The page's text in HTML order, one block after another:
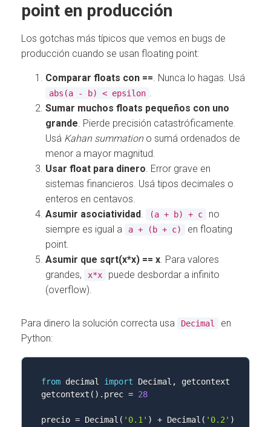
point en producción
Los gotchas más típicos que vemos en bugs de
producción cuando se usan floating point:
Comparar floats con ==. Nunca lo hagas. Usá
abs(a - b) < epsilon .
Sumar muchos floats pequeños con uno
grande. Pierde precisión catastróficamente.
Usá Kahan summationo sumá ordenados de
menor a mayor magnitud.
Usar float para dinero. Error grave en
sistemas financieros. Usá tipos decimales o
enteros en centavos.
Asumir asociatividad. (a + b) + c
no
siempre es igual a
a + (b + c)
en floating
point.
Asumir que sqrt(x*x) == x. Para valores
grandes,
x*x
puede desbordar a infinito
(overflow).
Para dinero la solución correcta usa Decimal
en
Python:
from decimal import Decimal ,
getcontext
getcontext ( ) . prec = 28
precio = Decimal ( '0.1' ) + Decimal ( '0.2' )